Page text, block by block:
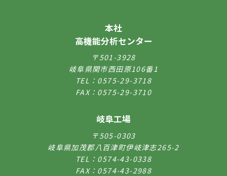
本社
高機能分析センター
〒501-3928
岐阜県関市西田原106番1
TEL：0575-29-3718
FAX：0575-29-3710
岐阜工場
〒505-0303
岐阜県加茂郡八百津町伊岐津志265-2
TEL：0574-43-0338
FAX：0574-43-2988